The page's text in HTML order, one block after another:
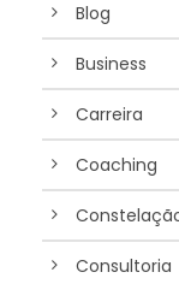
Blog
Business
Carreira
Coaching
Consultoria